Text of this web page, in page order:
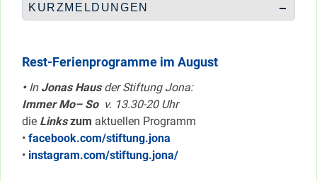
KURZMELDUNGEN
Rest-Ferienprogramme im August
•InJonas Hausder Stiftung Jona:
Immer Mo– So v. 13.30-20 Uhr
die Linkszum aktuellen Programm
• facebook.com/stiftung.jona
• instagram.com/stiftung.jona/